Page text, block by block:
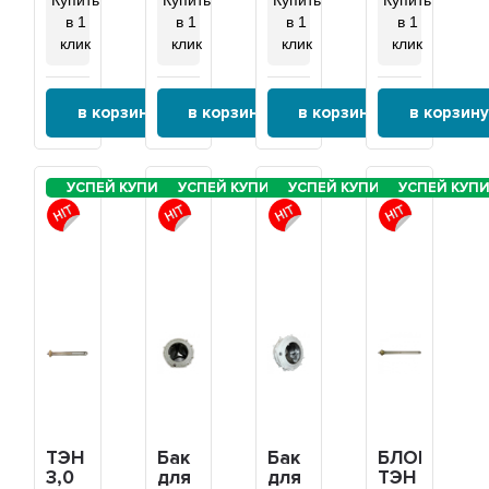
в 1
клик
в корзину
в 1
клик
в корзину
в 1
клик
в корзину
в 1
клик
в корзину
ТЭН
3,0
Бак
для
Бак
для
БЛОК-
ТЭН